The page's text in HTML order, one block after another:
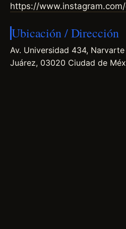
https://
Ubicación / Dirección
Av. Universidad 434,
Juárez, 03020 Ciudad de